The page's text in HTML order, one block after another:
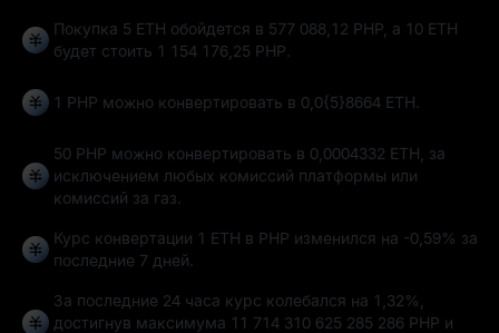
Покупка 5 ETH обойдется в 577 088,12 PHP, а 10 ETH
будет стоить 1 154 176,25 PHP.
1 PHP можно конвертировать в 0,0{5}8664 ETH.
50 PHP можно конвертировать в 0,0004332 ETH, за
исключением любых комиссий платформы или
комиссий за газ.
Курс конвертации 1 ETH в PHP изменился на -0,59% за
последние 7 дней.
За последние 24 часа курс колебался на 1,32%,
достигнув максимума 11 714 310 625 285 286 PHP и